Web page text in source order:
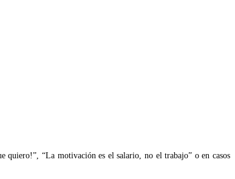
quiero!”, “La motivación es el salario, no el trabajo” o en casos